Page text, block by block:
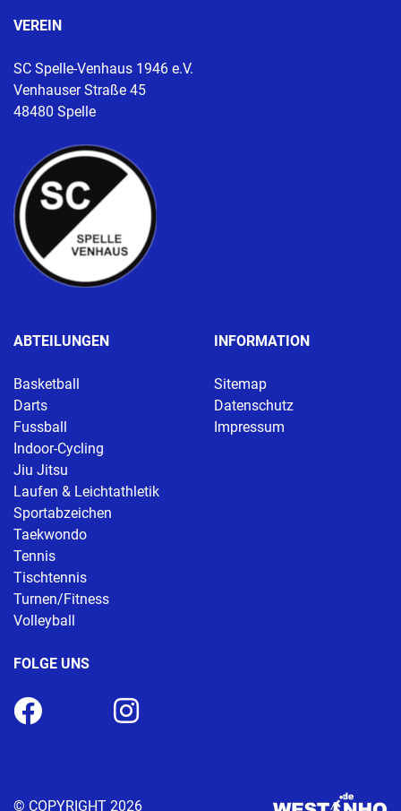
VEREIN
SC Spelle-Venhaus 1946 e.V.
Venhauser Straße 45
48480 Spelle
ABTEILUNGEN
Basketball
Darts
Fussball
Indoor-Cycling
Jiu Jitsu
Laufen & Leichtathletik
Sportabzeichen
Taekwondo
Tennis
Tischtennis
Turnen/Fitness
Volleyball
INFORMATION
Sitemap
Datenschutz
Impressum
FOLGE UNS
© COPYRIGHT 2026